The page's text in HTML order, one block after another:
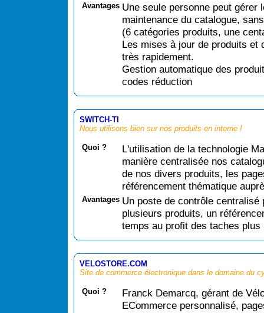
Avantages Une seule personne peut gérer
maintenance du catalogue,
(6 catégories produits, une
Les mises à jour de produits et
très rapidement.
Gestion automatique des
codes réduction
SWITCH-TI
Nous utilisons bien sur nos produits en interne !
Quoi ?
L'utilisation de la technologie
manière centralisée nos
de nos divers produits, les
référencement thématique
Avantages Un poste de contrôle
plusieurs produits, un
temps au profit des taches plus
VELOSTORE.COM
Site de commerce électronique dans le domaine du
Quoi ?
Franck Demarcq, gérant de
ECommerce personnalisé,